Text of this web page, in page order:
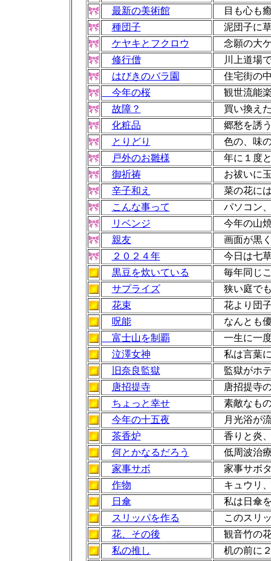
最新の美術館
目も心も
種団子
泥団子に
ケヤキとフクロウ
念願の大
修行僧
川上道場
はびきのバラ園
住宅街の
今年の桜
観世流能
故障？
買い換え
化粧品
郷愁を誘
とりどり
色の、味
戸外のお雛様
年に１度
御祈祷
お祓いに
辛子和え
菜の花に
こんな事って
パソコン
リベンジ
今年の山
親友
画面が黒
２０２４年
今日は七
黒豆を炊いている
毎年同じ
サプライズ
狭い庭で
花束
花より団
呪能
なんとも
富士山を制覇
一生に一
泣澤女神
私は言葉
旧奈良監獄
監獄がホ
唐招提寺
唐招提寺
ちょっと幸せ
素敵なも
今年の十五夜
月光浴が
茶香炉
香りと炎
何とかなるだろう
低周波治
家事サボ
家事サボ
作物
キュウリ
日傘
私は日傘
スリッパを作る
このスリ
花、その後
観音竹の
私の推し
机の前に